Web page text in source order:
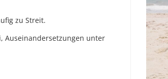
zu Streit.
Auseinandersetzungen unter